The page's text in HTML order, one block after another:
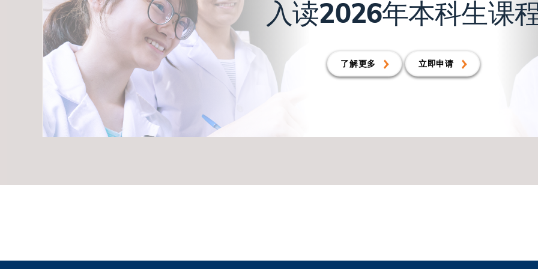
入读2026年本科生课
了解更多 立即申请